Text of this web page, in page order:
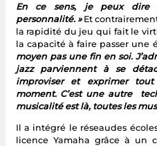
En ce sens, je peux
personnalité. » Et
la rapidité du jeu qui fait le
la capacité à faire passer une
moyen pas une fin en soi.
jazz parviennent à se
improviser et exprimer
moment. C’est une autre
musicalité est là, toutes les
Il a intégré le réseaudes
licence Yamaha grâce à un